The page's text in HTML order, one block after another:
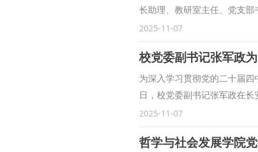
长助理、教研室主任、党支
体学习了《中国共产党第二十
十五个五年规划的建议》，
业大学全体师生的回信精神、
党思想政治工作条例》。舒洪
人员围绕学习内容交流心得
课”、主题党日等形式，组织
科建设、教学科研、人才培
域、重点地域国家安全问题
2025-11-07
校党委副书记张军政
为深入学习贯彻党的二十届
日，校党委副书记张军政在
神专题宣讲，民商法学院师生
期我国法治建设所取得的重大
与发展方向。他强调，站在“
2025-11-07